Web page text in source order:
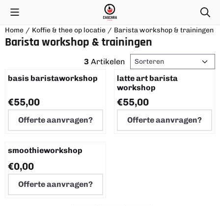
Cookievoorkeuren zijn momenteel gesloten.
Home / Koffie & thee op locatie / Barista workshop & trainingen
Barista workshop & trainingen
3 Artikelen Sorteermethode
basis baristaworkshop
Prijs op aanvraag
€55,00
Offerte aanvragen?
latte art barista
workshop
Prijs op aanvraag
€55,00
Offerte aanvragen?
smoothieworkshop
Prijs op aanvraag
€0,00
Offerte aanvragen?